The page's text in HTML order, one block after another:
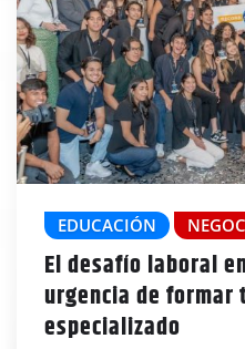
EDUCACIÓN
El desafío laboral
urgencia de formar
especializado